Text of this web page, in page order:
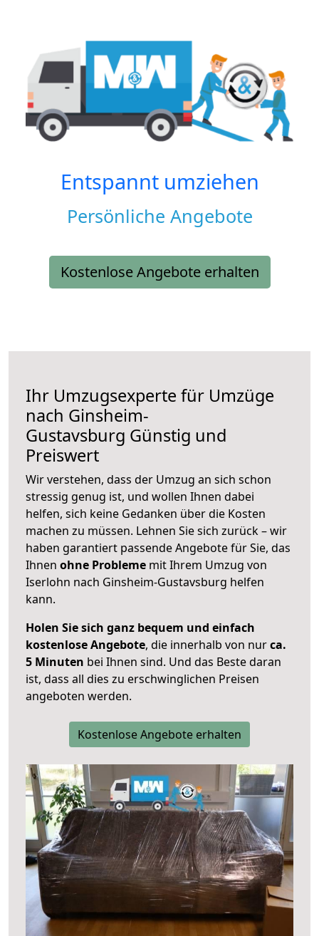
Entspannt umziehen
Persönliche Angebote
Kostenlose Angebote erhalten
Ihr Umzugsexperte für Umzüge
nach Ginsheim-
Gustavsburg Günstig und
Preiswert
Wir verstehen, dass der Umzug an sich schon
stressig genug ist, und wollen Ihnen dabei
helfen, sich keine Gedanken über die Kosten
machen zu müssen. Lehnen Sie sich zurück – wir
haben garantiert passende Angebote für Sie, das
Ihnen ohne Probleme mit Ihrem Umzug von
Iserlohn nach Ginsheim-Gustavsburg helfen
kann.
Holen Sie sich ganz bequem und einfach
kostenlose Angebote, die innerhalb von nurca.
5 Minuten bei Ihnen sind. Und das Beste daran
ist, dass all dies zu erschwinglichen Preisen
angeboten werden.
Kostenlose Angebote erhalten